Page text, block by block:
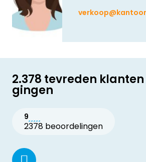
2.378 tevreden
gingen
9
2378 beoordelingen